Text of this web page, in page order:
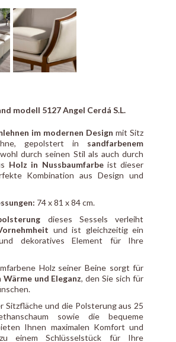
modell 5127 Angel Cerdá S.L.
im modernen Design mit Sitz
gepolstert in sandfarbenem
durch seinen Stil als auch durch
Holz in Nussbaumfarbeist dieser
Kombination aus Design und
74 x 81 x 84 cm.
dieses Sessels verleiht
und ist gleichzeitig ein
dekoratives Element für Ihre
Holz seiner Beine sorgt für
Wärme und Eleganz, den Sie sich für
Sitzfläche und die Polsterung aus 25
sowie die bequeme
Ihnen maximalen Komfort und
einem Schlüsselstück für Ihre